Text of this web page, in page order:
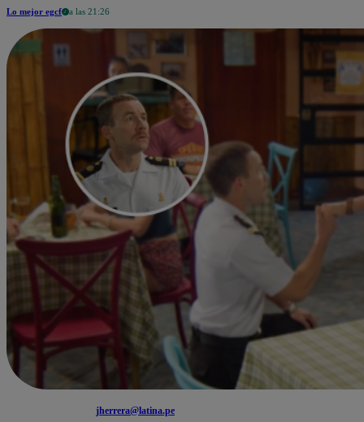
Lo mejor egcf a las 21:26
jherrera@latina.pe